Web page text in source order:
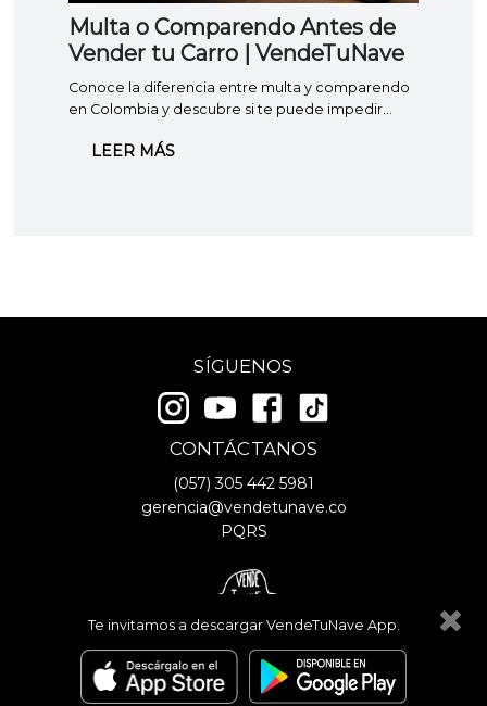
Te invitamos a descargar VendeTuNave App.
Multa o Comparendo Antes de
Vender tu Carro | VendeTuNave
Conoce la diferencia entre multa y comparendo
en Colombia y descubre si te puede impedir
LEER MÁS
SÍGUENOS
CONTÁCTANOS
(057)305 442 5981
gerencia@vendetunave.co
PQRS
© Copyright2026 - VendeTuNave
Términos y Condiciones